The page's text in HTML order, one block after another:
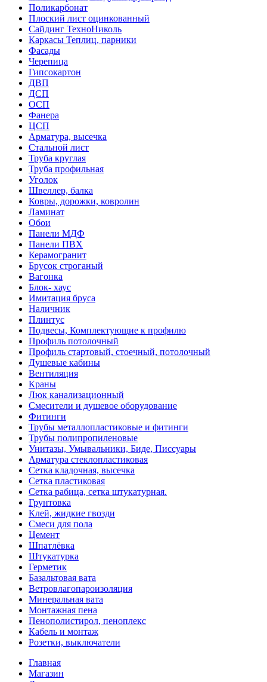
Поликарбонат
Плоский лист оцинкованный
Сайдинг ТехноНиколь
Каркасы Теплиц, парники
Фасады
Черепица
Гипсокартон
ДВП
ДСП
ОСП
Фанера
ЦСП
Арматура, высечка
Стальной лист
Труба круглая
Труба профильная
Уголок
Швеллер, балка
Ковры, дорожки, ковролин
Ламинат
Обои
Панели МДФ
Панели ПВХ
Керамогранит
Брусок строганый
Вагонка
Блок- хаус
Имитация бруса
Наличник
Плинтус
Подвесы, Комплектующие к профилю
Профиль потолочный
Профиль стартовый, стоечный, потолочный
Душевые кабины
Вентиляция
Краны
Люк канализационный
Смесители и душевое оборудование
Фитинги
Трубы металлопластиковые и фитинги
Трубы полипропиленовые
Унитазы, Умывальники, Биде, Писсуары
Арматура стеклопластиковая
Сетка кладочная, высечка
Сетка пластиковая
Сетка рабица, сетка штукатурная.
Грунтовка
Клей, жидкие гвозди
Смеси для пола
Цемент
Шпатлёвка
Штукатурка
Герметик
Базальтовая вата
Ветровлагопароизоляция
Минеральная вата
Монтажная пена
Пенополистирол, пеноплекс
Кабель и монтаж
Розетки, выключатели
Главная
Магазин